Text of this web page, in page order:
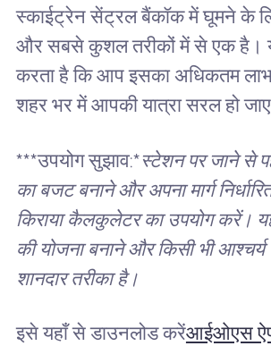
स्काईट्रेन सेंट्रल बैंकॉक में घूमने के
और सबसे कुशल तरीकों में से एक है।
करता है कि आप इसका अधिकतम
शहर भर में आपकी यात्रा सरल हो
***उपयोग सुझाव:*स्टेशन पर जाने से
का बजट बनाने और अपना मार्ग
किराया कैलकुलेटर का उपयोग करें।
की योजना बनाने और किसी भी
शानदार तरीका है।
इसे यहाँ से डाउनलोड करेंआईओएस